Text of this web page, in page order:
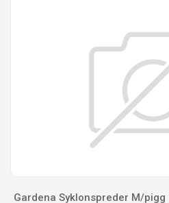
Gardena Syklonspreder M/pigg